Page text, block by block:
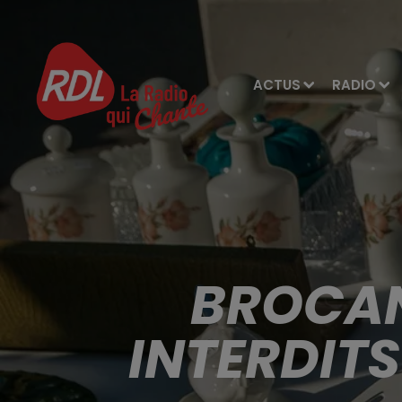
ACTUS RADIO